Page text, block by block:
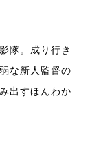
隊。成り行き
な新人監督の
出すほんわか